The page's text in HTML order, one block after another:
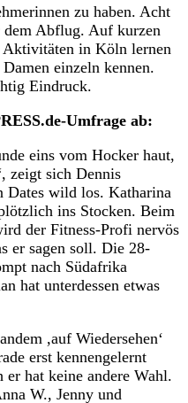
zu haben. Acht
Abflug. Auf kurzen
Aktivitäten in Köln lernen
einzeln kennen.
Eindruck.
Umfrage ab:
eins vom Hocker haut,
zeigt sich Dennis
Dates wild los. Katharina
ins Stocken. Beim
der Fitness-Profi nervös
er sagen soll. Die 28-
nach Südafrika
hat unterdessen etwas
,auf Wiedersehen‘
erst kennengelernt
er hat keine andere Wahl.
W., Jenny und